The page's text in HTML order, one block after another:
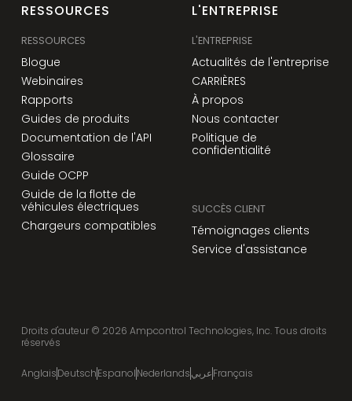
RESSOURCES
RESSOURCES
Blogue
Webinaires
Rapports
Guides de produits
Documentation de l'API
Glossaire
Guide OCPP
Guide de la flotte de
véhicules électriques
Chargeurs compatibles
L'ENTREPRISE
L'ENTREPRISE
Actualités de l'entreprise
CARRIÈRES
À propos
Nous contacter
Politique de
confidentialité
SUCCÈS CLIENT
Témoignages clients
Service d'assistance
Droits d'auteur © 2026 Ampcontrol Technologies, Inc. Tous droits
réservés
AnglaisDeutschEspanolNederlandsعربيFrançais